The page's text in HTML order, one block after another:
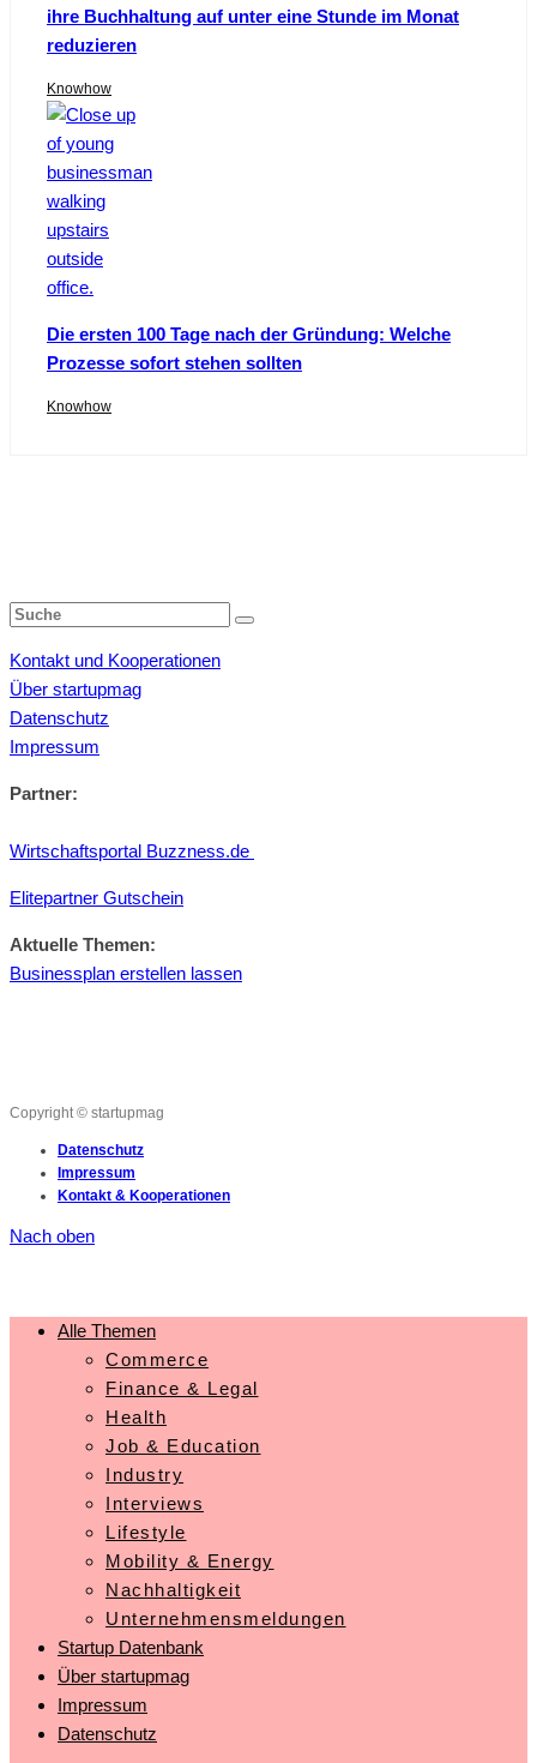
ihre Buchhaltung auf unter eine Stunde im Monat
reduzieren
Knowhow
Die ersten 100 Tage nach der Gründung: Welche
Prozesse sofort stehen sollten
Knowhow
Kontakt und Kooperationen
Über startupmag
Datenschutz
Impressum
Partner:
Wirtschaftsportal Buzzness.de
Elitepartner Gutschein
Aktuelle Themen:
Businessplan erstellen lassen
Copyright © startupmag
Datenschutz
Impressum
Kontakt & Kooperationen
Nach oben
Alle Themen
Commerce
Finance & Legal
Health
Job & Education
Industry
Interviews
Lifestyle
Mobility & Energy
Nachhaltigkeit
Unternehmensmeldungen
Startup Datenbank
Über startupmag
Impressum
Datenschutz